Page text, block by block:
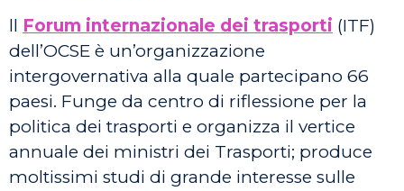
ll Forum internazionale dei trasporti (ITF)
dell’OCSE è un’organizzazione
intergovernativa alla quale partecipano 66
paesi. Funge da centro di riflessione per la
politica dei trasporti e organizza il vertice
annuale dei ministri dei Trasporti; produce
moltissimi studi di grande interesse sulle